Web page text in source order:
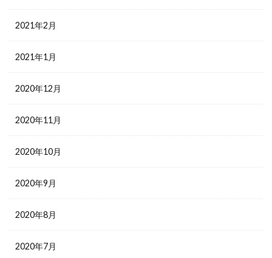
2021年2月
2021年1月
2020年12月
2020年11月
2020年10月
2020年9月
2020年8月
2020年7月